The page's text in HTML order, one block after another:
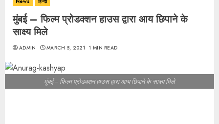
मुंबई – फिल्म प्रोडक्शन हाउस द्वारा आय छिपाने के
साक्ष्य मिले
ADMIN MARCH 5, 2021 1 MIN READ
मुंबई – फिल्म प्रोडक्शन हाउस द्वारा आय छिपाने के साक्ष्य मिले